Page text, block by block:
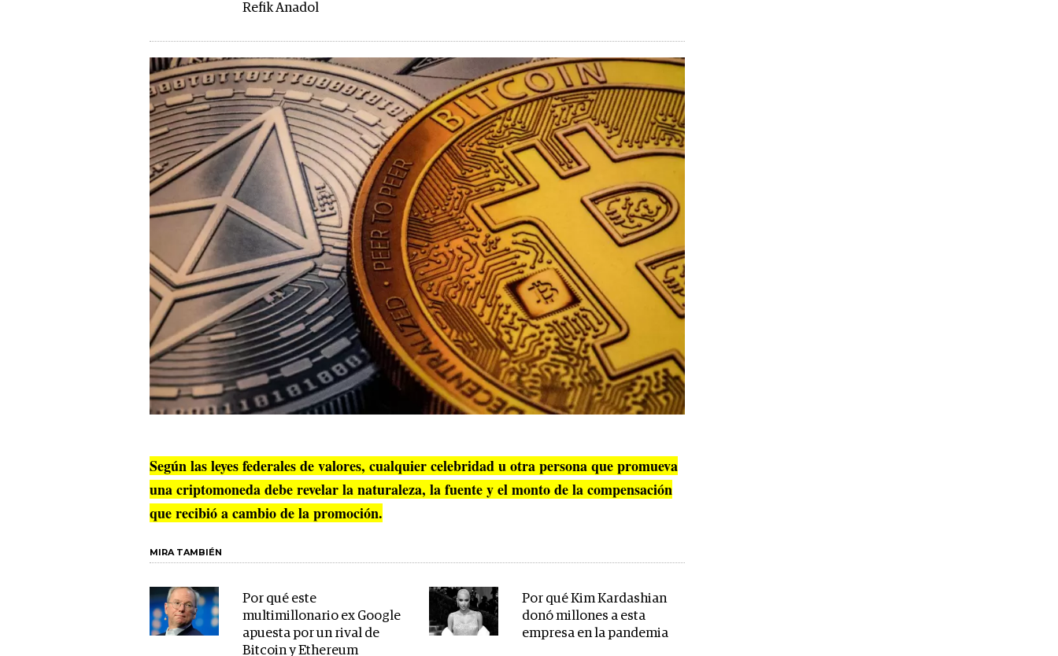
Refik Anadol
Según las leyes federales de valores, cualquier celebridad u otra persona que promueva
una criptomoneda debe revelar la naturaleza, la fuente y el monto de la compensación
que recibió a cambio de la promoción.
MIRA TAMBIÉN
Por qué este
multimillonario ex Google
apuesta por un rival de
Bitcoin y Ethereum
Por qué Kim Kardashian
donó millones a esta
empresa en la pandemia